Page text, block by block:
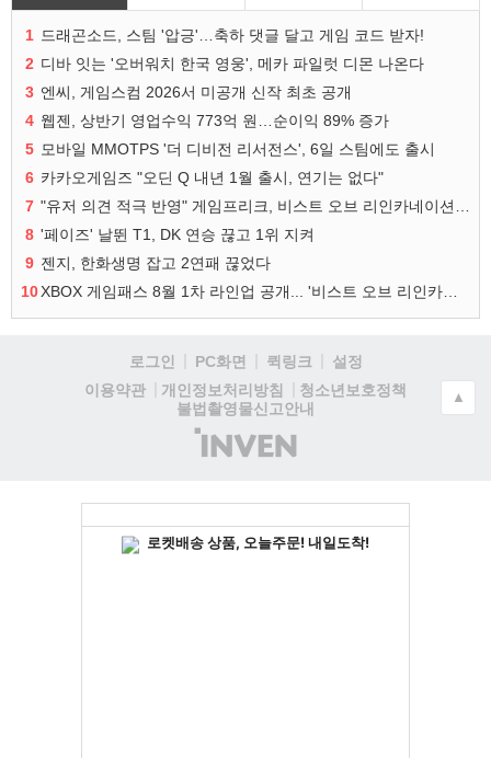
1 드래곤소드, 스팀 '압긍'…축하 댓글 달고 게임 코드 받자!
2 디바 잇는 '오버워치 한국 영웅', 메카 파일럿 디몬 나온다
3 엔씨, 게임스컴 2026서 미공개 신작 최초 공개
4 웹젠, 상반기 영업수익 773억 원…순이익 89% 증가
5 모바일 MMOTPS '더 디비전 리서전스', 6일 스팀에도 출시
6 카카오게임즈 "오딘 Q 내년 1월 출시, 연기는 없다"
7
8 '페이즈' 날뛴 T1, DK 연승 끊고 1위 지켜
9 젠지, 한화생명 잡고 2연패 끊었다
10
로그인 PC화면 퀵링크
설정
이용약관
개인정보처리방침
청소년보호정책
불법촬영물신고안내
(주)
인
▲